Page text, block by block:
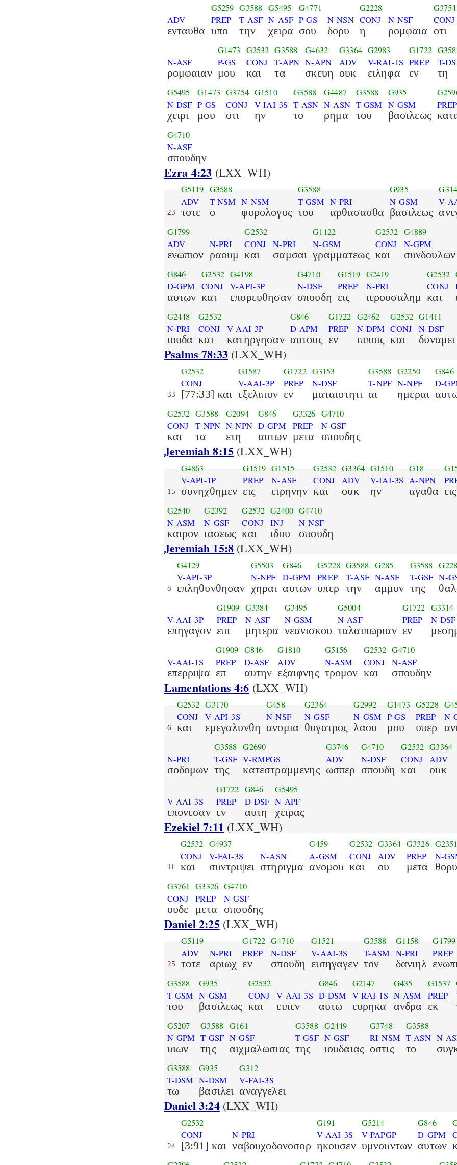
ADV
ενταυθα
G5259
PREP
υπο
G3588
T-ASF
την
G5495
N-ASF
χειρα
G4771
P-GS
σου
N-NSN
δορυ
G2228
CONJ
η
N-NSF
ρομφαια
G3754
CONJ
οτι
N-ASF
ρομφαιαν
G1473
P-GS
μου
G2532
CONJ
και
G3588
T-APN
τα
G4632
N-APN
σκευη
G3364
ADV
ουκ
G2983
V-RAI-1S
ειληφα
G1722
PREP
εν
T-
τη
G5495
N-DSF
χειρι
G1473
P-GS
μου
G3754
CONJ
οτι
G1510
V-IAI-3S
ην
G3588
T-ASN
το
G4487
N-ASN
ρημα
G3588
T-GSM
του
G935
N-GSM
βασιλεως
PREP
G4710
N-ASF
σπουδην
Ezra 4:23 (LXX_WH)
23
G5119
ADV
τοτε
G3588
T-NSM
ο
N-NSM
φορολογος
G3588
T-GSM
του
N-PRI
αρθασασθα
G935
N-GSM
βασιλεως
G314
V-
G1799
ADV
ενωπιον
N-PRI
ραουμ
G2532
CONJ
και
N-PRI
σαμσαι
G1122
N-GSM
γραμματεως
G2532
CONJ
και
G4889
N-GPM
συνδουλων
G846
D-GPM
αυτων
G2532
CONJ
και
G4198
V-API-3P
επορευθησαν
G4710
N-DSF
σπουδη
G1519
PREP
εις
G2419
N-PRI
ιερουσαλημ
G2532
CONJ
και
G2448
N-PRI
ιουδα
G2532
CONJ
και
V-AAI-3P
κατηργησαν
G846
D-APM
αυτους
G1722
PREP
εν
G2462
N-DPM
ιπποις
G2532
CONJ
και
G1411
N-DSF
δυναμει
Psalms 78:33(LXX_WH)
33
G2532
CONJ
[77:33] και
G1587
V-AAI-3P
εξελιπον
G1722
PREP
εν
G3153
N-DSF
ματαιοτητι
G3588
T-NPF
αι
G2250
N-NPF
ημεραι
G846
D-
G2532
CONJ
και
G3588
T-NPN
τα
G2094
N-NPN
ετη
G846
D-GPM
αυτων
G3326
PREP
μετα
G4710
N-GSF
σπουδης
Jeremiah 8:15 (LXX_WH)
15
G4863
V-API-1P
συνηχθημεν
G1519
PREP
εις
G1515
N-ASF
ειρηνην
G2532
CONJ
και
G3364
ADV
ουκ
G1510
V-IAI-3S
ην
G18
A-NPN
αγαθα εις
G2540
N-ASM
καιρον
G2392
N-GSF
ιασεως
G2532
CONJ
και
G2400
INJ
ιδου
G4710
N-NSF
σπουδη
Jeremiah 15:8 (LXX_WH)
8
G4129
V-API-3P
επληθυνθησαν
G5503
N-NPF
χηραι
G846
D-GPM
αυτων
G5228
PREP
υπερ
G3588
T-ASF
την
G285
N-ASF
αμμον
G3588
T-GSF
της
N-
V-AAI-3P
επηγαγον
G1909
PREP
επι
G3384
N-ASF
μητερα
G3495
N-GSM
νεανισκου
G5004
N-ASF
ταλαιπωριαν
G1722
PREP
εν
G3314
N-DSF
V-AAI-1S
επερριψα
G1909
PREP
επ
G846
D-ASF
αυτην
G1810
ADV
εξαιφνης
G5156
N-ASM
τρομον
G2532
CONJ
και
G4710
N-ASF
σπουδην
Lamentations 4:6 (LXX_WH)
6
G2532
CONJ
και
G3170
V-API-3S
εμεγαλυνθη
G458
N-NSF
ανομια
G2364
N-GSF
θυγατρος
G2992
N-GSM
λαου
G1473
P-GS
μου
G5228
PREP
υπερ
N-
N-PRI
σοδομων
G3588
T-GSF
της
G2690
V-RMPGS
κατεστραμμενης
G3746
ADV
ωσπερ
G4710
N-DSF
σπουδη
G2532
CONJ
και
G3364
ADV
ουκ
V-AAI-3S
επονεσαν
G1722
PREP
εν
G846
D-DSF
αυτη
G5495
N-APF
χειρας
Ezekiel 7:11 (LXX_WH)
11
G2532
CONJ
και
G4937
V-FAI-3S
συντριψει
N-ASN
στηριγμα
G459
A-GSM
ανομου
G2532
CONJ
και
G3364
ADV
ου
G3326
PREP
μετα
G2351
N-
G3761
CONJ
ουδε
G3326
PREP
μετα
G4710
N-GSF
σπουδης
Daniel 2:25(LXX_WH)
25
G5119
ADV
τοτε
N-PRI
αριωχ
G1722
PREP
εν
G4710
N-DSF
σπουδη
G1521
V-AAI-3S
εισηγαγεν
G3588
T-ASM
τον
G1158
N-PRI
δανιηλ
G1799
PREP
G3588
T-GSM
του
G935
N-GSM
βασιλεως
G2532
CONJ
και
V-AAI-3S
ειπεν
G846
D-DSM
αυτω
G2147
V-RAI-1S
ευρηκα
G435
N-ASM
ανδρα
G1537
PREP
εκ
G5207
N-GPM
υιων
G3588
T-GSF
της
G161
N-GSF
αιχμαλωσιας
G3588
T-GSF
της
G2449
N-GSF
ιουδαιας
G3748
RI-NSM
οστις
G3588
T-ASN
το
N-
G3588
T-DSM
τω
G935
N-DSM
βασιλει
G312
V-FAI-3S
αναγγελει
Daniel 3:24(LXX_WH)
24
G2532
CONJ
[3:91] και
N-PRI
ναβουχοδονοσορ
G191
V-AAI-3S
ηκουσεν
G5214
V-PAPGP
υμνουντων
G846
D-GPM
αυτων